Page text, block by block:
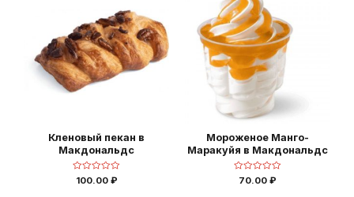
Кленовый пекан в
Макдональдс
Оценка
100.00 ₽
Мороженое Манго-
Маракуйя в Макдональдс
Оценка
70.00 ₽